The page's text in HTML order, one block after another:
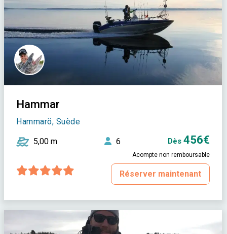
Hammar
Hammarö, Suède
5,00 m 6 Dès 456€
Acompte non remboursable
Réserver maintenant